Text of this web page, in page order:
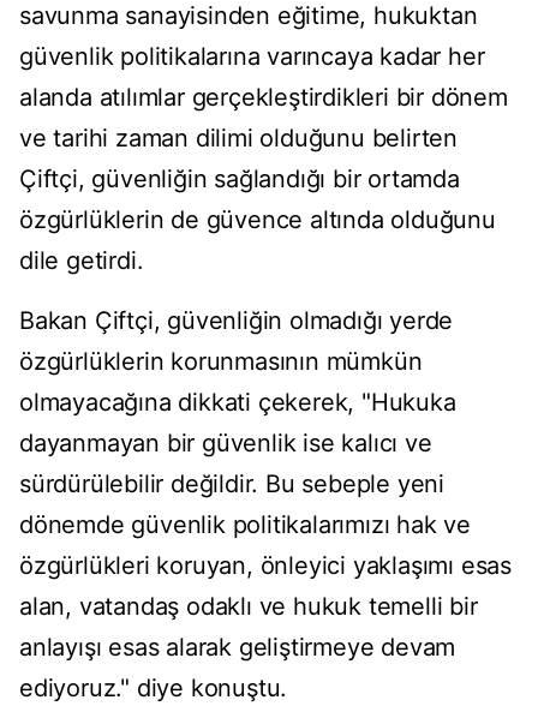
savunma sanayisinden eğitime, hukuktan
güvenlik politikalarına varıncaya kadar her
alanda atılımlar gerçekleştirdikleri bir dönem
ve tarihi zaman dilimi olduğunu belirten
Çiftçi, güvenliğin sağlandığı bir ortamda
özgürlüklerin de güvence altında olduğunu
dile getirdi.
Bakan Çiftçi, güvenliğin olmadığı yerde
özgürlüklerin korunmasının mümkün
olmayacağına dikkati çekerek, "Hukuka
dayanmayan bir güvenlik ise kalıcı ve
sürdürülebilir değildir. Bu sebeple yeni
dönemde güvenlik politikalarımızı hak ve
özgürlükleri koruyan, önleyici yaklaşımı esas
alan, vatandaş odaklı ve hukuk temelli bir
anlayışı esas alarak geliştirmeye devam
ediyoruz." diye konuştu.